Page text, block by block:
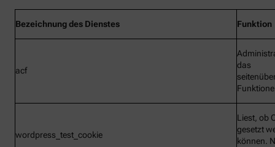
Bezeichnungdes Dienstes Funktion
acf
das
wordpress_test_cookie
Liest, ob
gesetzt
können.